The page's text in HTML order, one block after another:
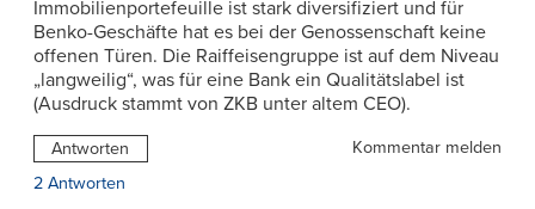
Immobilienportefeuille ist stark diversifiziert und für
Benko-Geschäfte hat es bei der Genossenschaft keine
offenen Türen. Die Raiffeisengruppe ist auf dem Niveau
„langweilig“, was für eine Bank ein Qualitätslabel ist
(Ausdruck stammt von ZKB unter altem CEO).
Antworten
Kommentar melden
2 Antworten